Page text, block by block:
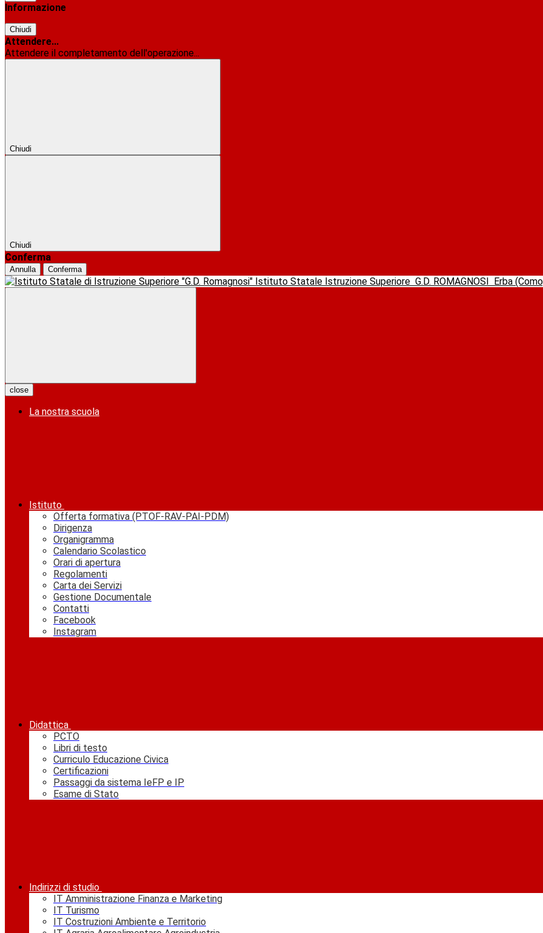
Informazione
Chiudi
Attendere...
Attendere il completamento dell'operazione...
Chiudi
Chiudi
Conferma
Annulla Conferma
Istituto Statale Istruzione Superiore G.D. ROMAGNOSI Erba
close
La nostra scuola
Istituto
Offerta formativa (PTOF-RAV-PAI-PDM)
Dirigenza
Organigramma
Calendario Scolastico
Orari di apertura
Regolamenti
Carta dei Servizi
Gestione Documentale
Contatti
Facebook
Instagram
Didattica
PCTO
Libri di testo
Curriculo Educazione Civica
Certificazioni
Passaggi da sistema IeFP e IP
Esame di Stato
Indirizzi di studio
IT Amministrazione Finanza e Marketing
IT Turismo
IT Costruzioni Ambiente e Territorio